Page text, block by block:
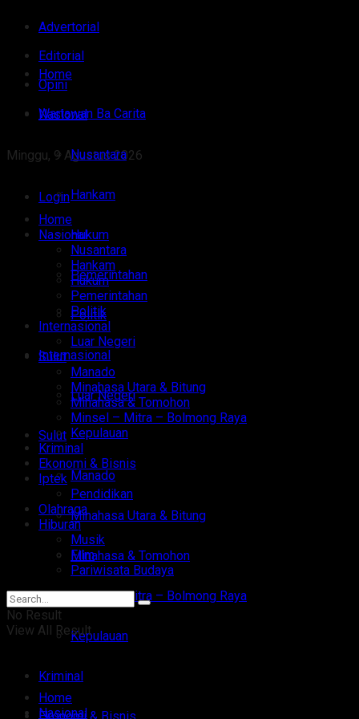
Advertorial
Editorial
Opini
Wartawan Ba Carita
Minggu, 9 Agustus 2026
Login
Home
Nasional
Nusantara
Hankam
Hukum
Pemerintahan
Politik
Internasional
Luar Negeri
Sulut
Manado
Minahasa Utara & Bitung
Minahasa & Tomohon
Minsel – Mitra – Bolmong Raya
Kepulauan
Kriminal
Home
Nasional
Nusantara
Hankam
Hukum
Pemerintahan
Politik
Internasional
Luar Negeri
Sulut
Manado
Minahasa Utara & Bitung
Minahasa & Tomohon
Minsel – Mitra – Bolmong Raya
Kepulauan
Kriminal
Ekonomi & Bisnis
Iptek
Pendidikan
Olahraga
Hiburan
Musik
Film
Pariwisata Budaya
No Result
View All Result
Home
Nasional